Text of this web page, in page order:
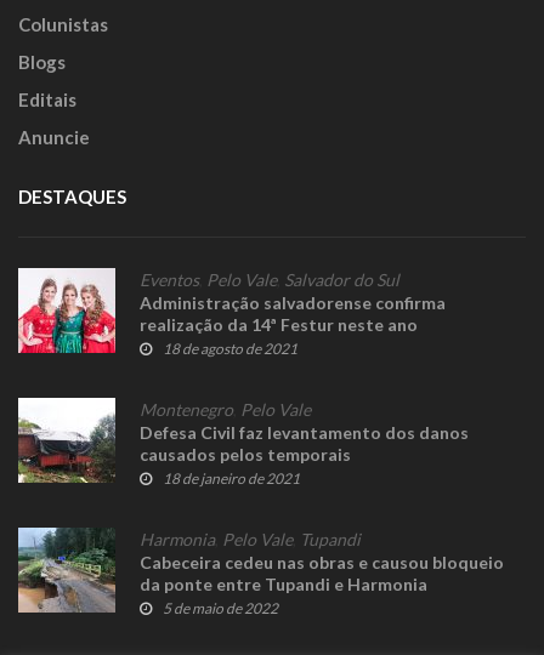
Colunistas
Blogs
Editais
Anuncie
DESTAQUES
Eventos, Pelo Vale, Salvador do Sul
Administração salvadorense confirma
realização da 14ª Festur neste ano
18 de agosto de 2021
Montenegro Pelo Vale
Defesa Civil faz levantamento dos danos
causados pelos temporais
18 de janeiro de 2021
Harmonia, Pelo Vale, Tupandi
Cabeceira cedeu nas obras e causou bloqueio
da ponte entre Tupandi e Harmonia
5 de maio de 2022